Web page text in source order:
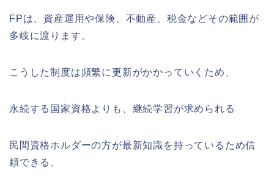
FPは、資産運用や保険、不動産、税金などその範囲が
多岐に渡ります。
こうした制度は頻繁に更新がかかっていくため、
永続する国家資格よりも、継続学習が求められる
民間資格ホルダーの方が最新知識を持っているため信
頼できる、